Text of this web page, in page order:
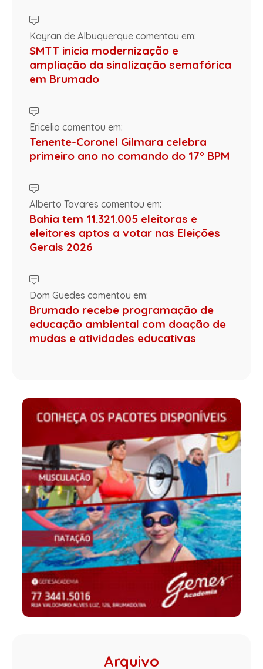
Kayran de Albuquerque comentou em:
SMTT inicia modernização e
ampliação da sinalização semafórica
em Brumado
Ericelio comentou em:
Tenente-Coronel Gilmara celebra
primeiro ano no comando do 17º BPM
Alberto Tavares comentou em:
Bahia tem 11.321.005 eleitoras e
eleitores aptos a votar nas Eleições
Gerais 2026
Dom Guedes comentou em:
Brumado recebe programação de
educação ambiental com doação de
mudas e atividades educativas
Arquivo